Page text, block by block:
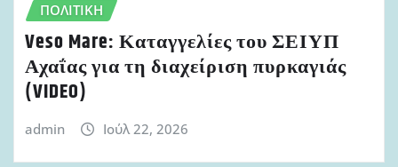
ΠΟΛΙΤΙΚΉ
Veso Mare: Καταγγελίες του ΣΕΙΥΠ
Αχαΐας για τη διαχείριση πυρκαγιάς
(VIDEO)
admin Ιούλ 22, 2026